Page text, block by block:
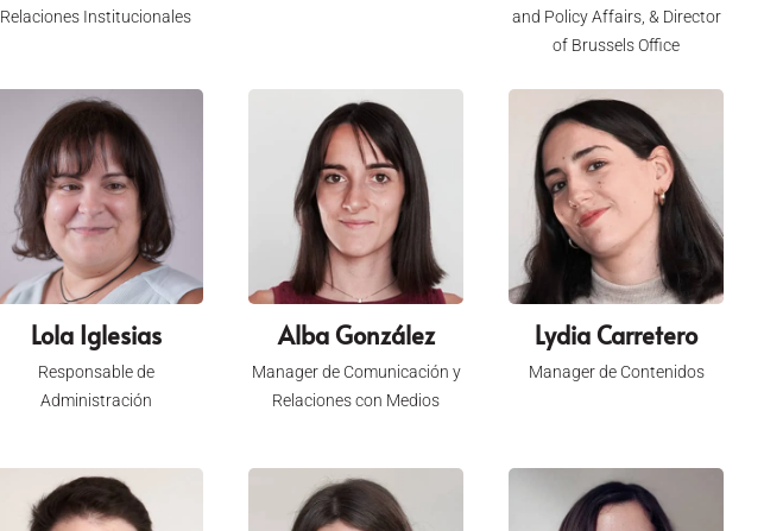
Relaciones Institucionales
and Policy Affairs, & Director
of Brussels Office
Lola Iglesias
Responsable de
Administración
Alba González
Manager de Comunicación y
Relaciones con Medios
Lydia Carretero
Manager de Contenidos